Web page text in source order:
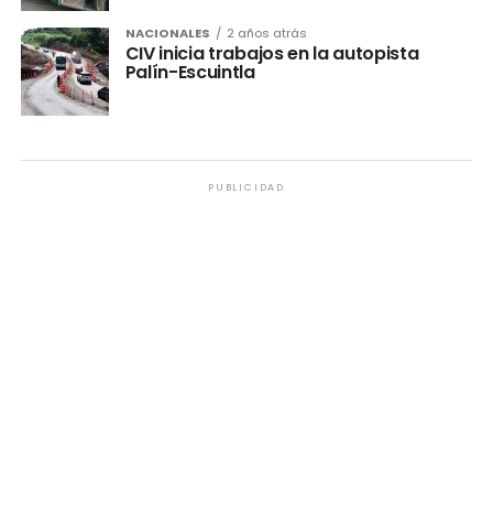
NACIONALES 2 años atrás
CIV inicia trabajos en la autopista
Palín-Escuintla ️
PUBLICIDAD